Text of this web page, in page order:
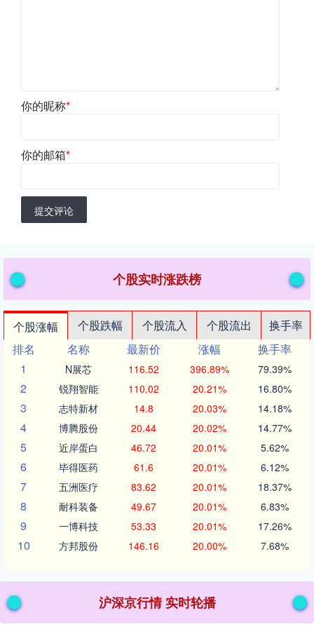
你的昵称*
你的邮箱*
提交评论
个股实时涨跌榜
个股涨幅 个股跌幅 个股流入 个股流出
换手率
排名
名称 最新价 涨幅
换手率
1
N展芯 116.52 396.89% 79.39%
2 锐翔智能 110.02 20.21% 16.80%
3 志特新材 14.8 20.03% 14.18%
4 博腾股份 20.44 20.02% 14.77%
5 近岸蛋白 46.72 20.01% 5.62%
6 毕得医药 61.6 20.01% 6.12%
7 五洲医疗 83.62 20.01% 18.37%
8 耐科装备 49.67 20.01% 6.83%
9 一博科技 53.33 20.01% 17.26%
10 方邦股份 146.16 20.00% 7.68%
沪深京行情 实时轮播